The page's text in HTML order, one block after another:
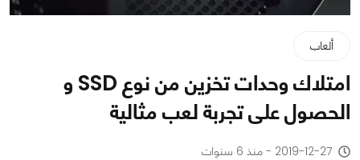
ألعاب
امتلاك وحدات تخزين من نوع SSD و
الحصول على تجربة لعب مثالية
2019-12-27 - منذ 6 سنوات